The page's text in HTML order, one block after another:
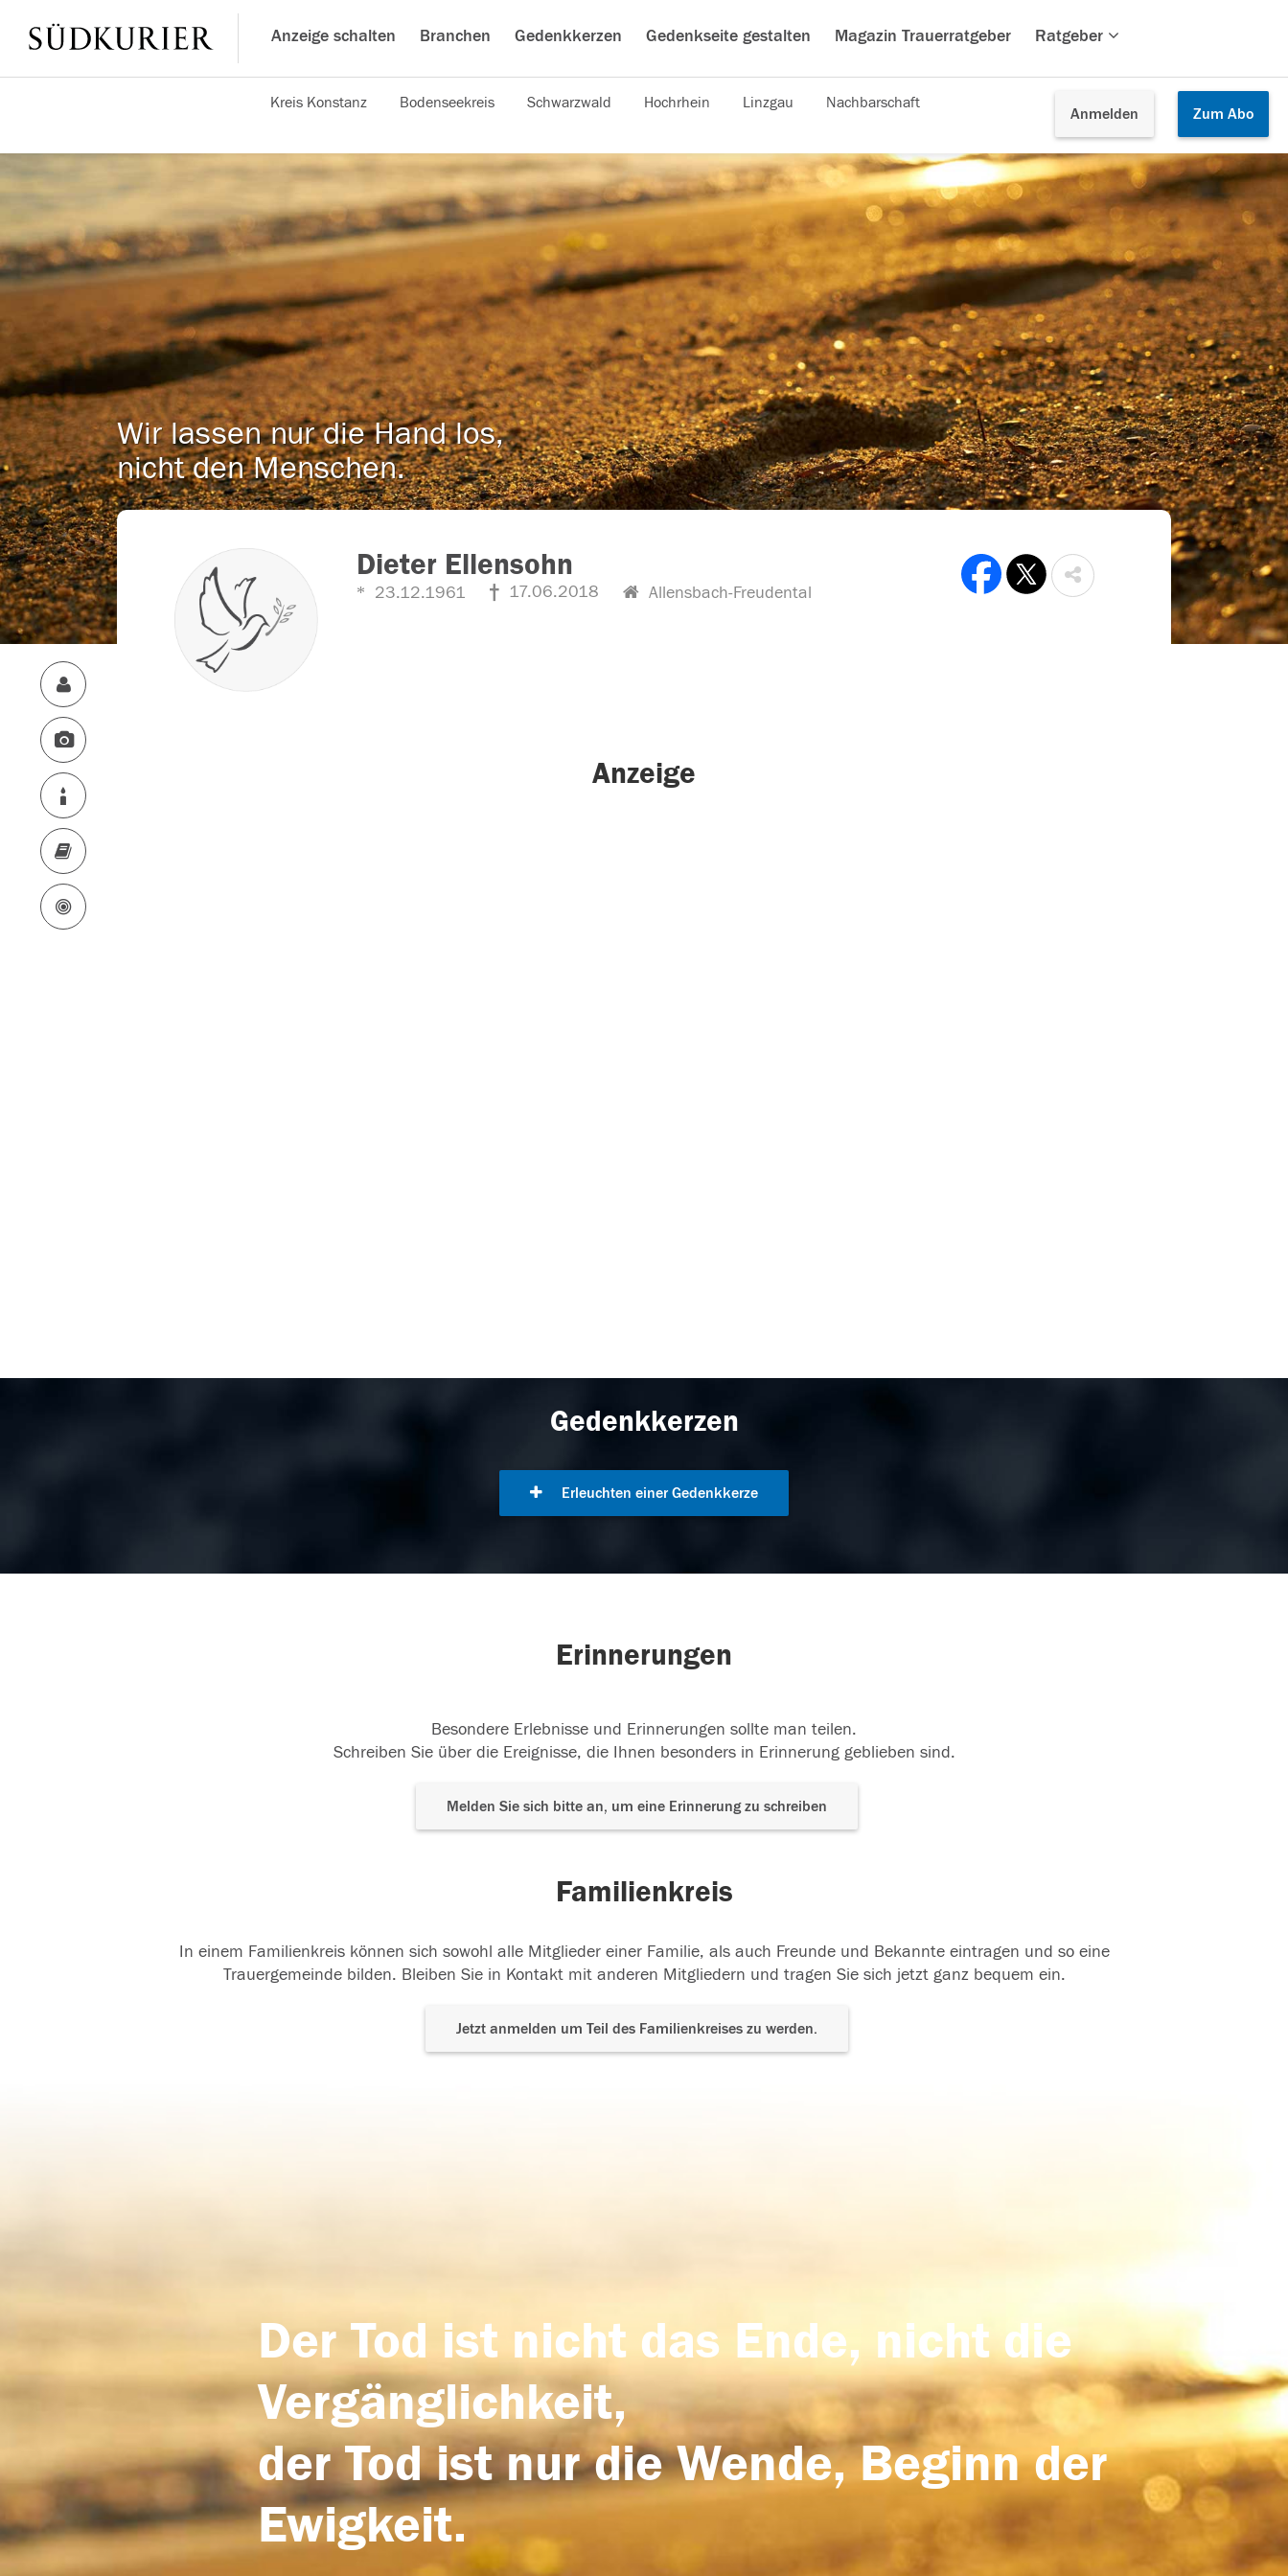
Anzeige schalten Branchen Gedenkkerzen Gedenkseite gestalten Magazin Trauerratgeber Ratgeber
Anmelden Zum Abo
Kreis Konstanz Bodenseekreis Schwarzwald Hochrhein Linzgau Nachbarschaft
Wir lassen nur die Hand los,
nicht den Menschen.
Dieter Ellensohn
23.12.1961 17.06.2018 Allensbach-Freudental
Anzeige
Gedenkkerzen
Erleuchten einer Gedenkkerze
Erinnerungen
Besondere Erlebnisse und Erinnerungen sollte man teilen.
Schreiben Sie über die Ereignisse, die Ihnen besonders in Erinnerung geblieben sind.
Melden Sie sich bitte an, um eine Erinnerung zu schreiben
Familienkreis
In einem Familienkreis können sich sowohl alle Mitglieder einer Familie, als auch Freunde und Bekannte eintragen und so eine
Trauergemeinde bilden. Bleiben Sie in Kontakt mit anderen Mitgliedern und tragen Sie sich jetzt ganz bequem ein.
Jetzt anmelden um Teil des Familienkreises zu werden.
Der Tod ist nicht das Ende, nicht die
Vergänglichkeit,
der Tod ist nur die Wende, Beginn der
Ewigkeit.